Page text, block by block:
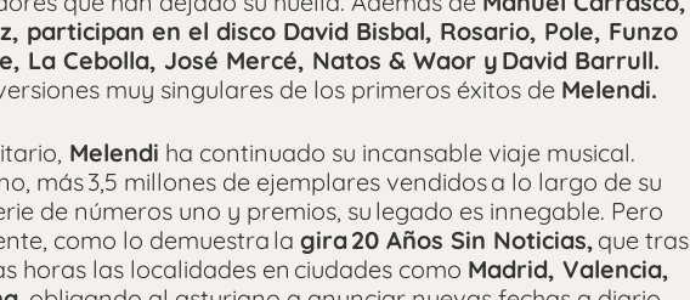
participan en el disco David Bisbal, Rosario, Pole, Funzo
La Cebolla, José Mercé, Natos & Waor y David Barrull.
muy singulares de los primeros éxitos de Melendi.
Melendi ha continuado su incansable viaje musical.
más 3,5 millones de ejemplares vendidos a lo largo de su
de números uno y premios, su legado es innegable. Pero
como lo demuestra la gira 20 Años Sin Noticias, que tras
horas las localidades en ciudades como Madrid, Valencia,